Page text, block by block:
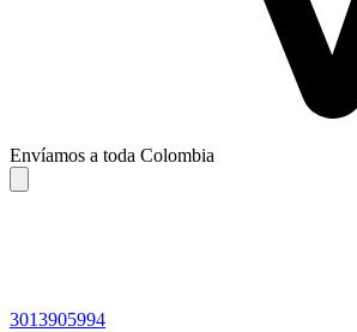
Envíamos a toda Colombia
3013905994